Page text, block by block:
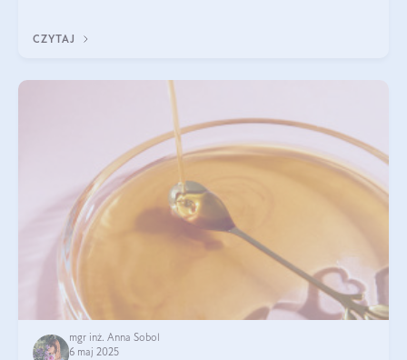
CZYTAJ
mgr inż. Anna Sobol
6 maj 2025